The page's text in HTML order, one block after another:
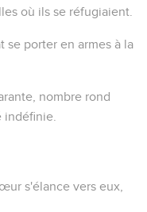
où ils se réfugiaient.
se porter en armes à la
nombre rond
s'élance vers eux,